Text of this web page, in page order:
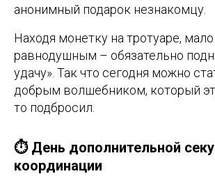
анонимный подарок незнакомцу.
Находя монетку на тротуаре,
равнодушным – обязательно
удачу». Так что сегодня можно
добрым волшебником, который
то подбросил.
⏱️ День дополнительной
координации